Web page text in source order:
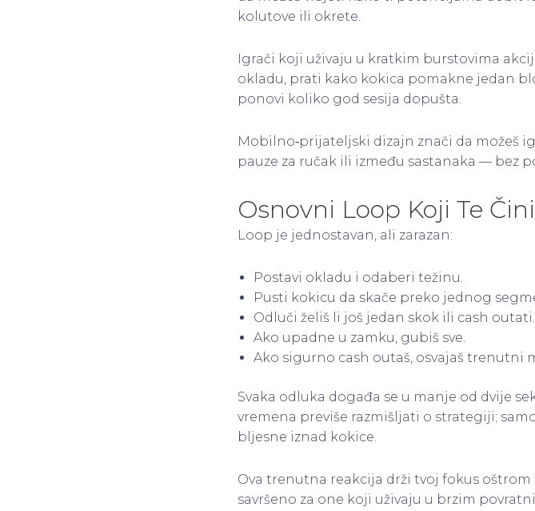
kolutove ili okrete.
Igrači koji uživaju u kratkim burstovima
okladu, prati kako kokica pomakne jedan
ponovi koliko god sesija dopušta.
Mobilno‑prijateljski dizajn znači da možeš
pauze za ručak ili između sastanaka — bez
Osnovni Loop Koji Te
Loop je jednostavan, ali zarazan:
Postavi okladu i odaberi težinu.
Pusti kokicu da skače preko jednog
Odluči želiš li još jedan skok ili cash outati.
Ako upadne u zamku, gubiš sve.
Ako sigurno cash outaš, osvajaš trenutni
Svaka odluka događa se u manje od dvije
vremena previše razmišljati o strategiji;
bljesne iznad kokice.
Ova trenutna reakcija drži tvoj fokus
savršeno za one koji uživaju u brzim